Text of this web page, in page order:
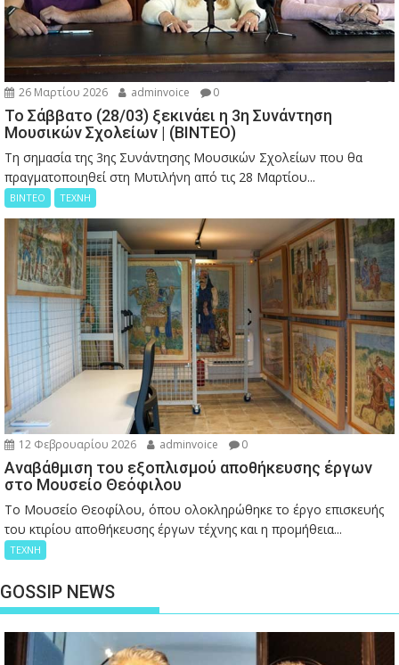
26 Μαρτίου 2026 adminvoice 0
Το Σάββατο (28/03) ξεκινάει η 3η Συνάντηση
Μουσικών Σχολείων | (ΒΙΝΤΕΟ)
Τη σημασία της 3ης Συνάντησης Μουσικών Σχολείων που θα
πραγματοποιηθεί στη Μυτιλήνη από τις 28 Μαρτίου...
ΒΙΝΤΕΟ ΤΕΧΝΗ
12 Φεβρουαρίου 2026 adminvoice 0
Αναβάθμιση του εξοπλισμού αποθήκευσης έργων
στο Μουσείο Θεόφιλου
Το Μουσείο Θεοφίλου, όπου ολοκληρώθηκε το έργο επισκευής
του κτιρίου αποθήκευσης έργων τέχνης και η προμήθεια...
ΤΕΧΝΗ
GOSSIP NEWS